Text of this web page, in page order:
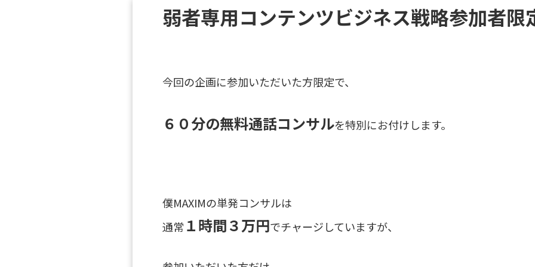
弱者専用コンテンツビジネス戦略参加者限
今回の企画に参加いただいた方限定で、
６０分の無料通話コンサルを特別にお付けします。
僕MAXIMの単発コンサルは
通常 １時間３万円でチャージしていますが、